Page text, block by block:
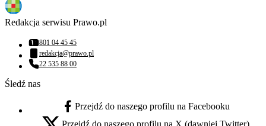
Redakcja serwisu Prawo.pl
Numer telefonu:
801 04 45 45
Adres email:
redakcja@prawo.pl
Numer telefonu:
22 535 88 00
Śledź nas
facebook - otwiera się w nowej karcie
Przejdź do naszego profilu na Facebooku
Przejdź do naszego profilu na X (dawniej Twitter)